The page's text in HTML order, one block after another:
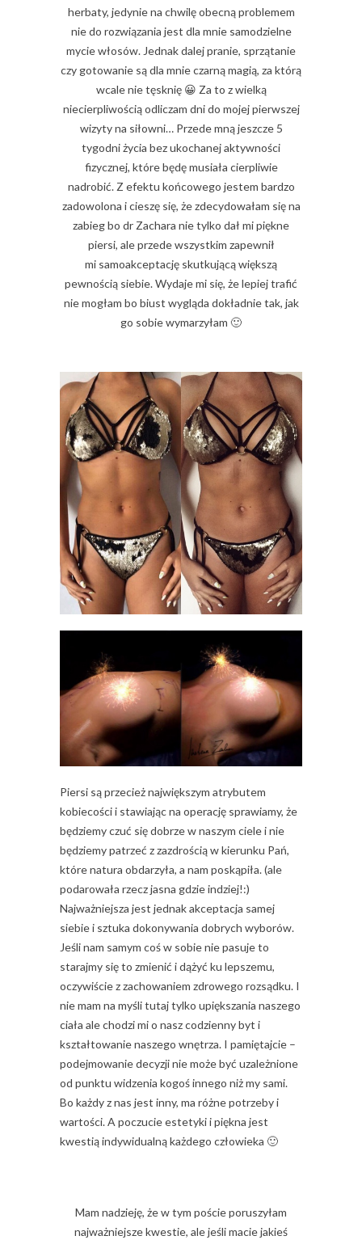
herbaty, jedynie na chwilę obecną problemem
nie do rozwiązania jest dla mnie samodzielne
mycie włosów. Jednak dalej pranie, sprzątanie
czy gotowanie są dla mnie czarną magią, za którą
wcale nie tęsknię 😀 Za to z wielką
niecierpliwością odliczam dni do mojej pierwszej
wizyty na siłowni… Przede mną jeszcze 5
tygodni życia bez ukochanej aktywności
fizycznej, które będę musiała cierpliwie
nadrobić. Z efektu końcowego jestem bardzo
zadowolona i cieszę się, że zdecydowałam się na
zabieg bo dr Zachara nie tylko dał mi piękne
piersi, ale przede wszystkim zapewnił
mi samoakceptację skutkującą większą
pewnością siebie. Wydaje mi się, że lepiej trafić
nie mogłam bo biust wygląda dokładnie tak, jak
go sobie wymarzyłam 🙂
Piersi są przecież największym atrybutem
kobiecości i stawiając na operację sprawiamy, że
będziemy czuć się dobrze w naszym ciele i nie
będziemy patrzeć z zazdrością w kierunku Pań,
które natura obdarzyła, a nam poskąpiła. (ale
podarowała rzecz jasna gdzie indziej!:)
Najważniejsza jest jednak akceptacja samej
siebie i sztuka dokonywania dobrych wyborów.
Jeśli nam samym coś w sobie nie pasuje to
starajmy się to zmienić i dążyć ku lepszemu,
oczywiście z zachowaniem zdrowego rozsądku. I
nie mam na myśli tutaj tylko upiększania naszego
ciała ale chodzi mi o nasz codzienny byt i
kształtowanie naszego wnętrza. I pamiętajcie –
podejmowanie decyzji nie może być uzależnione
od punktu widzenia kogoś innego niż my sami.
Bo każdy z nas jest inny, ma różne potrzeby i
wartości. A poczucie estetyki i piękna jest
kwestią indywidualną każdego człowieka 🙂
Mam nadzieję, że w tym poście poruszyłam
najważniejsze kwestie, ale jeśli macie jakieś